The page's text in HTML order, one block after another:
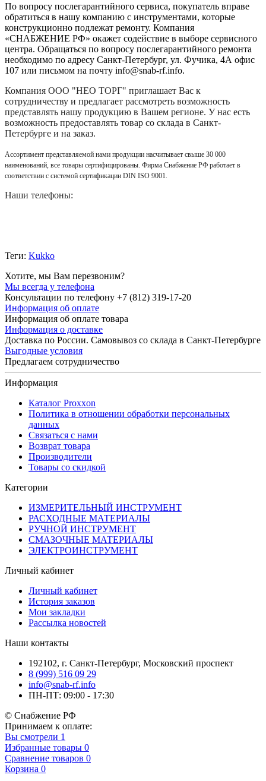
По вопросу послегарантийного сервиса, покупатель вправе
обратиться в нашу компанию с инструментами, которые
конструкционно подлежат ремонту. Компания
«СНАБЖЕНИЕ РФ» окажет содействие в выборе сервисного
центра. Обращаться по вопросу послегарантийного ремонта
необходимо по адресу Санкт-Петербург, ул. Фучика, 4А офис
107 или письмом на почту info@snab-rf.info.
Компания ООО "НЕО ТОРГ" приглашает Вас к
сотрудничеству и предлагает рассмотреть возможность
представлять нашу продукцию в Вашем регионе. У нас есть
возможность предоставлять товар со склада в Санкт-
Петербурге и на заказ.
Ассортимент представляемой нами продукции насчитывает свыше 30 000
наименований, все товары сертифицированы. Фирма Снабжение РФ работает в
соответствии с системой сертификации DIN ISO 9001.
Наши телефоны:
Теги: Kukko
Хотите, мы Вам перезвоним?
Мы всегда у телефона
Консультации по телефону +7 (812) 319-17-20
Информация об оплате
Информация об оплате товара
Информация о доставке
Доставка по России. Самовывоз со склада в Санкт-Петербурге
Выгодные условия
Предлагаем сотрудничество
Информация
Каталог Proxxon
Политика в отношении обработки персональных
данных
Связаться с нами
Возврат товара
Производители
Товары со скидкой
Категории
ИЗМЕРИТЕЛЬНЫЙ ИНСТРУМЕНТ
РАСХОДНЫЕ МАТЕРИАЛЫ
РУЧНОЙ ИНСТРУМЕНТ
СМАЗОЧНЫЕ МАТЕРИАЛЫ
ЭЛЕКТРОИНСТРУМЕНТ
Личный кабинет
Личный кабинет
История заказов
Мои закладки
Рассылка новостей
Наши контакты
192102, г. Санкт-Петербург, Московский проспект
8 (999) 516 09 29
info@snab-rf.info
ПН-ПТ: 09:00 - 17:30
© Снабжение РФ
Принимаем к оплате:
Вы смотрели 1
Избранные товары 0
Сравнение товаров 0
Корзина 0